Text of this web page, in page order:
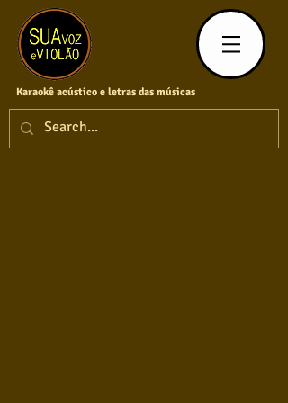
Karaokê acústico e letras das músicas